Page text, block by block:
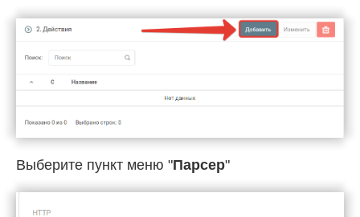
Выберите пункт меню "Парсер"